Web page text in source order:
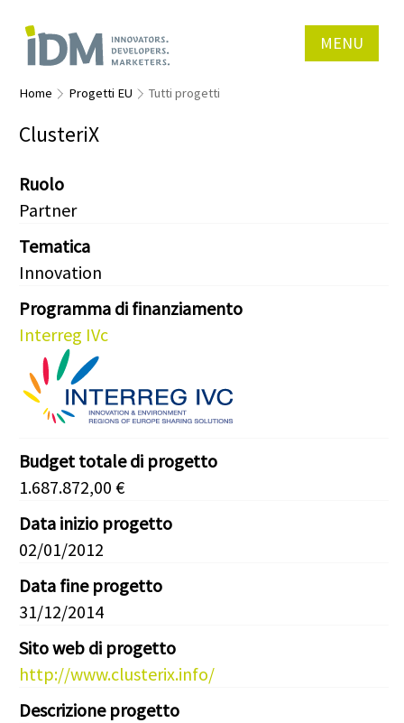
MENU
Home Progetti EU Tutti progetti
ClusteriX
Ruolo
Partner
Tematica
Innovation
Programma di finanziamento
Interreg IVc
Budget totale di progetto
1.687.872,00 €
Data inizio progetto
02/01/2012
Data fine progetto
31/12/2014
Sito web di progetto
http://www.clusterix.info/
Descrizione progetto